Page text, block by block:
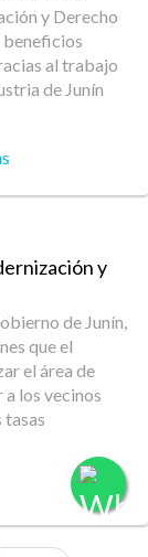
y Derecho
beneficios
al trabajo
de Junín
y
de Junín,
que el
el área de
los vecinos
tasas